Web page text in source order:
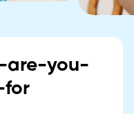
are-you-
for